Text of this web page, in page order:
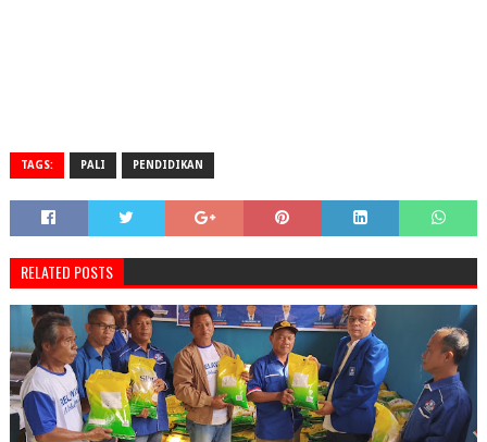
TAGS: PALI PENDIDIKAN
RELATED POSTS